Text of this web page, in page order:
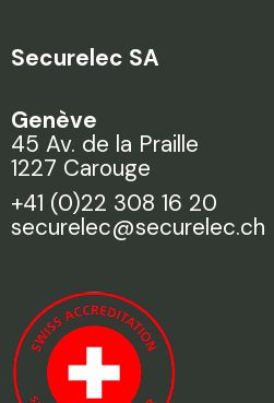
Securelec SA
Genève
45 Av. de la Praille
1227 Carouge
+41 (0)22 308 16 20
securelec@securelec.ch